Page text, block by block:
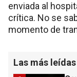
enviada al
crítica. No se
momento de
Las más leídas